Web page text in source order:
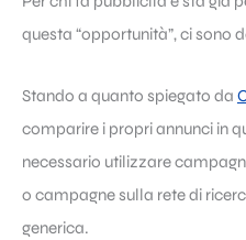
questa “opportunità”, ci sono
Stando a quanto spiegato da
comparire i propri annunci in
necessario utilizzare
o campagne sulla rete di
generica.